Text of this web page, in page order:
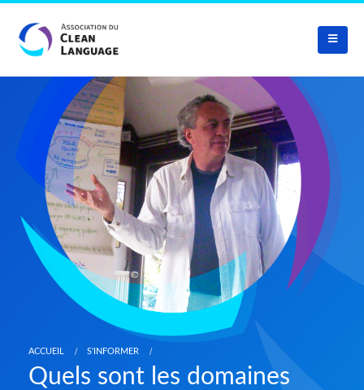
ACCUEIL S'INFORMER
Quels sont les domaines